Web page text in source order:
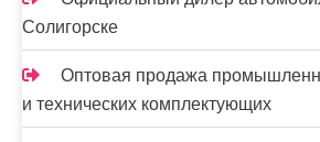
Солигорске
Оптовая продажа
и технических комплектующих